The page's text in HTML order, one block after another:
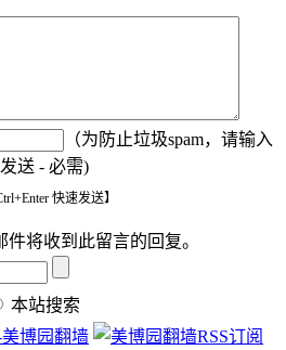
（为防止垃圾spam，请输入
送 - 必需)
快速发送】
将收到此留言的回复。
本站搜索